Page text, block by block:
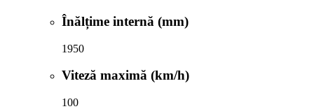
Înălțime internă (mm)
1950
Viteză maximă (km/h)
100